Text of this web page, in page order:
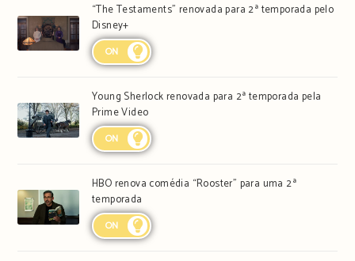
“The Testaments” renovada para 2ª temporada pelo
Disney+
ON
Young Sherlock renovada para 2ª temporada pela
Prime Video
ON
HBO renova comédia “Rooster” para uma 2ª
temporada
ON